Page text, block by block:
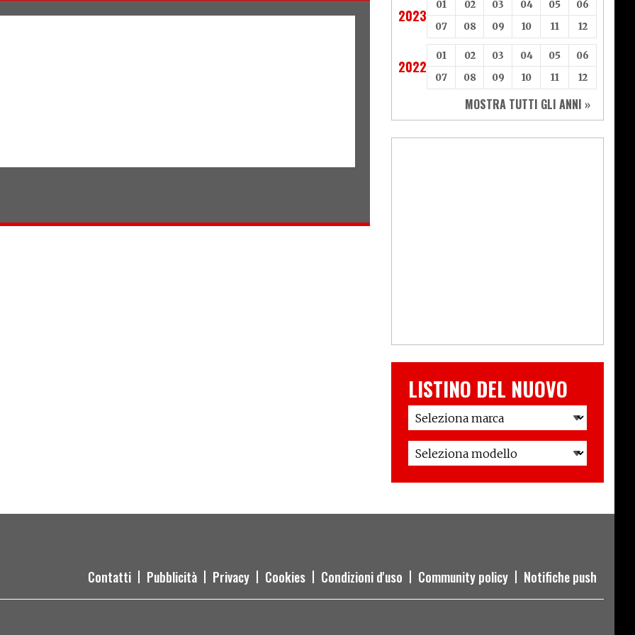
2023
01 02 03 04 05
06
07
08 09 10 11 12
2022
01 02 03 04 05
06
07
08 09 10 11 12
MOSTRA TUTTI GLI ANNI »
LISTINO DEL NUOVO
Contatti Pubblicità Privacy Cookies Condizioni d'uso Community policy Notifiche push